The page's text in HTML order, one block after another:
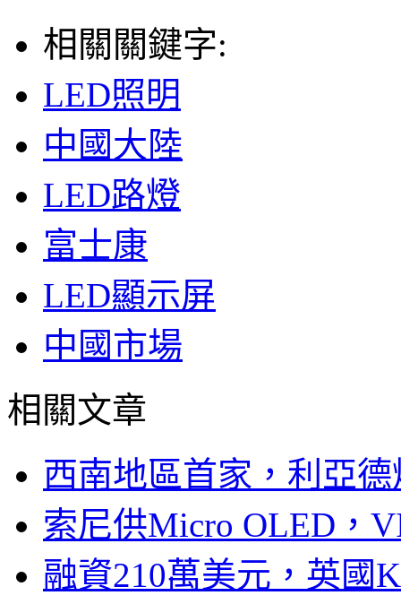
相關關鍵字:
LED照明
中國大陸
LED路燈
富士康
LED顯示屏
中國市場
相關文章
西南地區首家，利亞
索尼供Micro OLED，
融資210萬美元，英國